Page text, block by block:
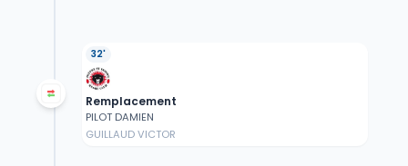
32'
Remplacement
PILOT DAMIEN
GUILLAUD VICTOR